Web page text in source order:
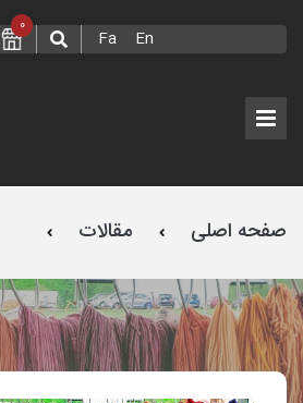
Fa En
0
صفحه اصلی مقالات
بهینه سازی شرایط رنگرزی الیاف پشمی
کسب شید آبی